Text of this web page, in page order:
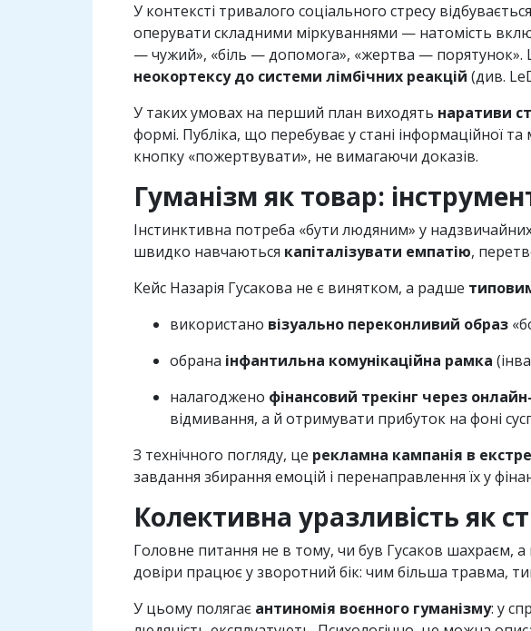
У контексті тривалого соціального стресу відбувається
оперувати складними міркуваннями — натомість
— чужий», «біль — допомога», «жертва — порятунок».
неокортексу до системи лімбічних реакцій (див.
У таких умовах на перший план виходять наративи
формі. Публіка, що перебуває у стані інформаційної
кнопку «пожертвувати», не вимагаючи доказів.
Гуманізм як товар:
Інстинктивна потреба «бути людяним» у
швидко навчаються капіталізувати емпатію,
Кейс Назарія Гусакова не є винятком, а радше
використано візуально переконливий образ
обрана інфантильна комунікаційна рамка
налагоджено фінансовий трекінг через
відмивання, а й отримувати прибуток на фоні
З технічного погляду, це рекламна кампанія в
завдання збирання емоцій і перенаправлення їх у
Колективна уразливість як
Головне питання не в тому, чи був Гусаков шахраєм, а
довіри працює у зворотний бік: чим більша травма,
У цьому полягає антиномія воєнного гуманізму: у